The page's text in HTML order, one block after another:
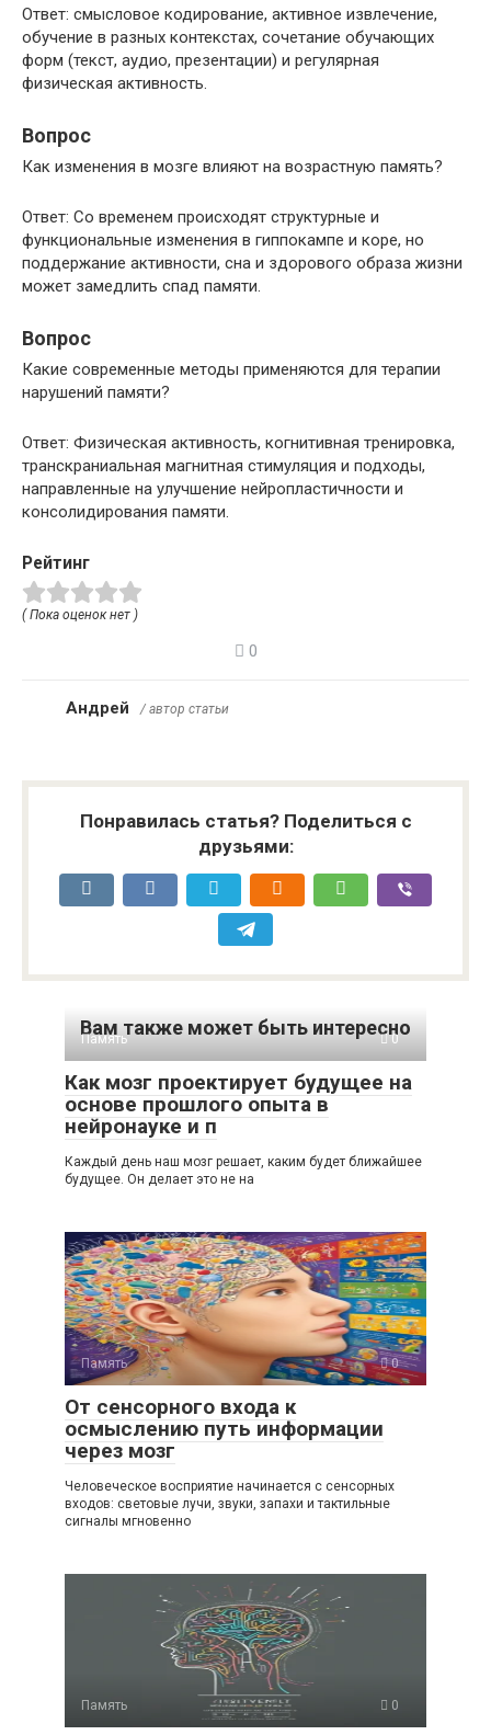
Ответ: смысловое кодирование, активное извлечение,
обучение в разных контекстах, сочетание обучающих
форм (текст, аудио, презентации) и регулярная
физическая активность.
Вопрос
Как изменения в мозге влияют на возрастную память?
Ответ: Со временем происходят структурные и
функциональные изменения в гиппокампе и коре, но
поддержание активности, сна и здорового образа жизни
может замедлить спад памяти.
Вопрос
Какие современные методы применяются для терапии
нарушений памяти?
Ответ: Физическая активность, когнитивная тренировка,
транскраниальная магнитная стимуляция и подходы,
направленные на улучшение нейропластичности и
консолидирования памяти.
Рейтинг
( Пока оценок нет )
0
Андрей / автор статьи
Понравилась статья? Поделиться с
друзьями:
Вам также может быть интересно
Память 0
Как мозг проектирует будущее на
основе прошлого опыта в
нейронауке и п
Каждый день наш мозг решает, каким будет ближайшее
будущее. Он делает это не на
Память 0
От сенсорного входа к
осмыслению путь информации
через мозг
Человеческое восприятие начинается с сенсорных
входов: световые лучи, звуки, запахи и тактильные
сигналы мгновенно
Память 0